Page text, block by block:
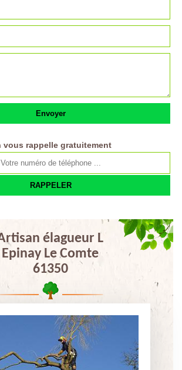
vous rappelle gratuitement
élagueur L
Epinay Le Comte
61350